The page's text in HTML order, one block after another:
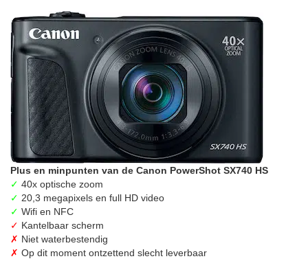
Plus en minpunten van de Canon PowerShot SX740 HS
✓ 40x optische zoom
✓ 20,3 megapixels en full HD video
✓ Wifi en NFC
✓ Kantelbaar scherm
✗ Niet waterbestendig
✗ Op dit moment ontzettend slecht leverbaar